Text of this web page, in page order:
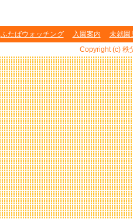
ふたばウォッチング 入園案内
未就園
Copyright (c) 秩